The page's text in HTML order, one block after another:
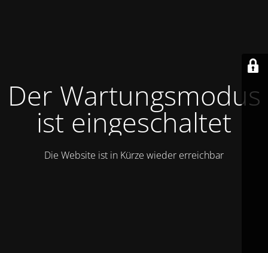
Der Wartungsmodus
ist eingeschaltet
Die Website ist in Kürze wieder erreichbar